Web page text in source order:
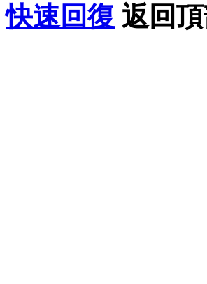
快速回復 返回